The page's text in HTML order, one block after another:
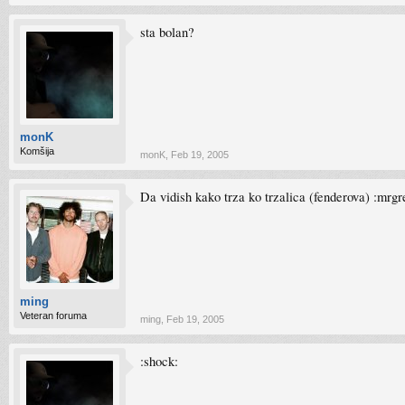
monK
Komšija
sta bolan?
monK Feb 19, 2005
ming
Veteran foruma
Da vidish kako trza ko trzalica (fenderova)
ming Feb 19, 2005
:shock: